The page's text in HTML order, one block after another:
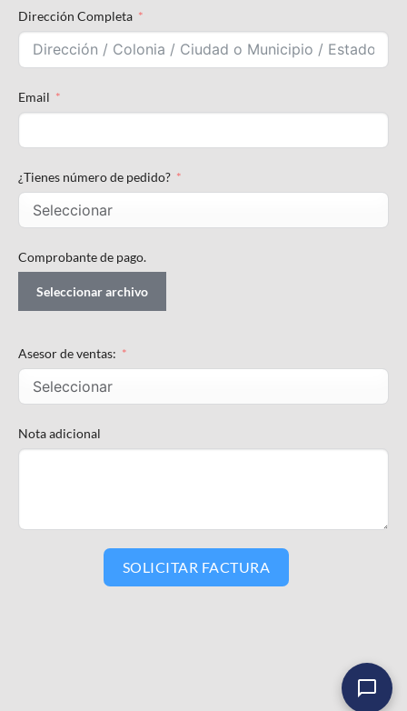
Dirección Completa
Email
¿Tienes número de pedido?
Comprobante de pago.
Seleccionar archivo
Asesor de ventas:
Nota adicional
SOLICITAR FACTURA